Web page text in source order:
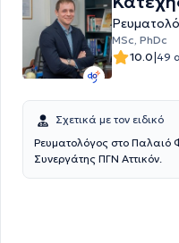
MSc, PhDc
10.0|49
Σχετικά με τον ειδικό
Ρευματολόγος στο Παλαιό
Συνεργάτης ΠΓΝ Αττικόν.